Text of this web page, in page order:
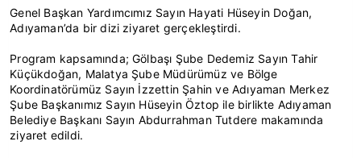
Genel Başkan Yardımcımız Sayın Hayati Hüseyin Doğan,
Adıyaman’da bir dizi ziyaret gerçekleştirdi.
Program kapsamında; Gölbaşı Şube Dedemiz Sayın Tahir
Küçükdoğan, Malatya Şube Müdürümüz ve Bölge
Koordinatörümüz Sayın İzzettin Şahin ve Adıyaman Merkez
Şube Başkanımız Sayın Hüseyin Öztop ile birlikte Adıyaman
Belediye Başkanı Sayın Abdurrahman Tutdere makamında
ziyaret edildi.